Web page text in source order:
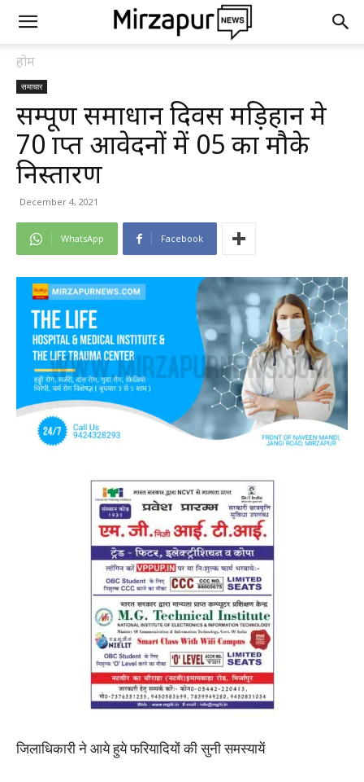
होम
समाचार
सम्पूण समाधान दिवस मड़िहान मे
70 प्राप्त आवेदनों में 05 का मौके
निस्तारण
December 4, 2021
WhatsApp Facebook
जिलाधिकारी ने आये हुये फरियादियों की सुनी समस्यायें